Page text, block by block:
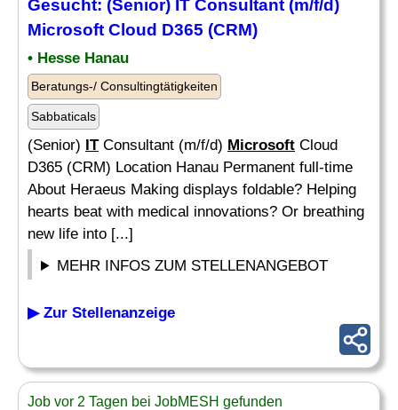
Gesucht: (Senior) IT Consultant (m/f/d)
Microsoft Cloud D365 (CRM)
• Hesse Hanau
Beratungs-/ Consultingtätigkeiten
Sabbaticals
(Senior) ITConsultant (m/f/d) Microsoft Cloud
D365 (CRM) Location Hanau Permanent full-time
About Heraeus Making displays foldable? Helping
hearts beat with medical innovations? Or breathing
new life into [...]
MEHR INFOS ZUM STELLENANGEBOT
▶ Zur Stellenanzeige
Job vor 2 Tagen bei JobMESH gefunden